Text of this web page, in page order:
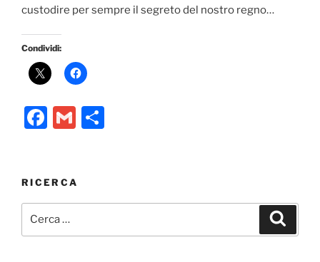
custodire per sempre il segreto del nostro regno…
Condividi:
F
e
b
o
G
l
vi
di
RICERCA